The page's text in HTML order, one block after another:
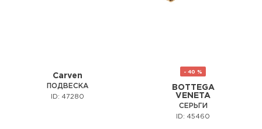
Carven
ПОДВЕСКА
ID: 47280
- 40 %
BOTTEGA
VENETA
СЕРЬГИ
ID: 45460